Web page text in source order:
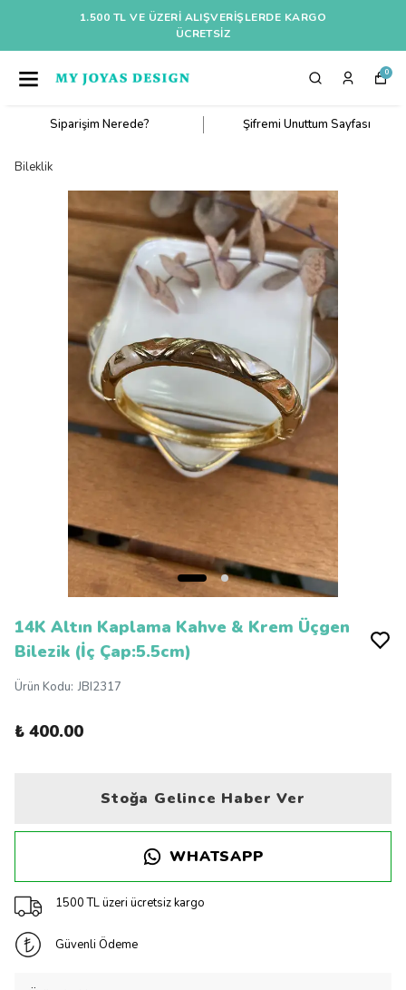
1.500 TL VE ÜZERI ALIŞVERIŞLERDE KARGO
ÜCRETSİZ
0
Siparişim Nerede? Şifremi Unuttum Sayfası
Bileklik
14K Altın Kaplama Kahve & Krem Üçgen
Bilezik (İç Çap:5.5cm)
Ürün Kodu: JBI2317
₺ 400.00
Stoğa Gelince Haber Ver
WHATSAPP
1500 TL üzeri ücretsiz kargo
Güvenli Ödeme